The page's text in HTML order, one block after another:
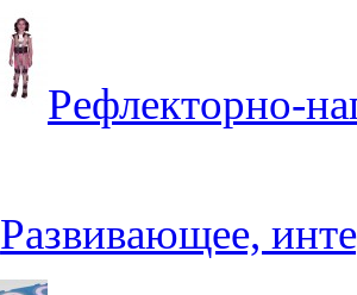
Рефлекторно-
Развивающее,